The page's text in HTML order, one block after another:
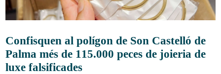
Confisquen al polígon de Son Castelló de
Palma més de 115.000 peces de joieria de
luxe falsificades